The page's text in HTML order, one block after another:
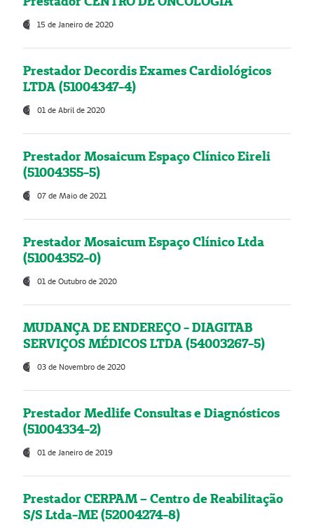
15 de Janeiro de 2020
Prestador Decordis Exames Cardiológicos
LTDA (51004347-4)
01 de Abril de 2020
Prestador Mosaicum Espaço Clínico Eireli
(51004355-5)
07 de Maio de 2021
Prestador Mosaicum Espaço Clínico Ltda
(51004352-0)
01 de Outubro de 2020
MUDANÇA DE ENDEREÇO - DIAGITAB
SERVIÇOS MÉDICOS LTDA (54003267-5)
03 de Novembro de 2020
Prestador Medlife Consultas e Diagnósticos
(51004334-2)
01 de Janeiro de 2019
Prestador CERPAM – Centro de Reabilitação
S/S Ltda-ME (52004274-8)